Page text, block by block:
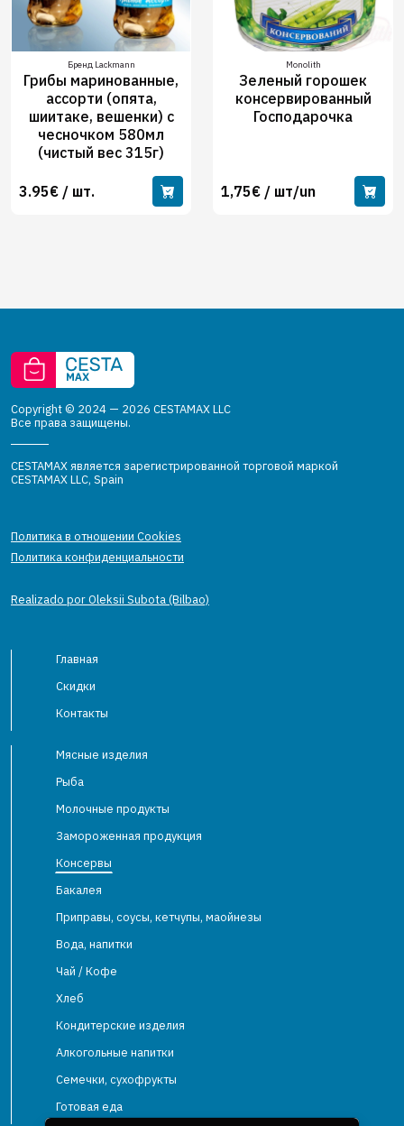
Бренд Lackmann
Грибы маринованные,
ассорти (опята,
шиитаке, вешенки) с
чесночком 580мл
(чистый вес 315г)
3.95€ / шт.
Monolith
Зеленый горошек
консервированный
Господарочка
1,75€ / шт/un
Copyright © 2024 — 2026 CESTAMAX LLC
Все права защищены.
CESTAMAX является зарегистрированной торговой маркой
CESTAMAX LLC, Spain
Политика в отношении Cookies
Политика конфиденциальности
Realizado por Oleksii Subota (Bilbao)
Главная
Скидки
Контакты
Мясные изделия
Рыба
Молочные продукты
Замороженная продукция
Консервы
Бакалея
Приправы, соусы, кетчупы, маойнезы
Вода, напитки
Чай / Кофе
Хлеб
Кондитерские изделия
Алкогольные напитки
Семечки, сухофрукты
Готовая еда